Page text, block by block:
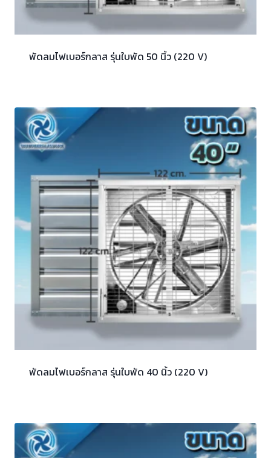
พัดลมไฟเบอร์กลาส รุ่นใบพัด 50 นิ้ว (220 V)
พัดลมไฟเบอร์กลาส รุ่นใบพัด 40 นิ้ว (220 V)